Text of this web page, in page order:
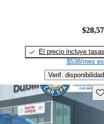
El precio incluye tasas
$538/mes
Verif. disponibilidad